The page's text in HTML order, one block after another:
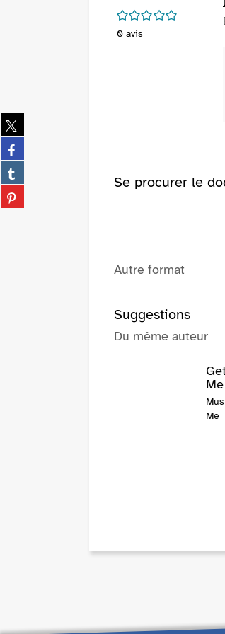
Partager
sur
twitter
(Nouvelle
fenêtre)
Partager
sur
facebook
(Nouvelle
fenêtre)
Partager
sur
tumblr
Partager
sur
/5
0 avis
Se procurer le
Autre format
Suggestions
Du même auteur
Me
Me